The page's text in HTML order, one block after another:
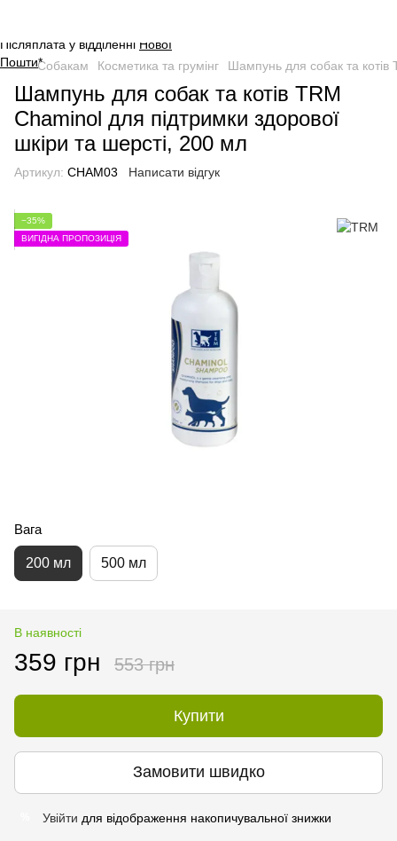
Собакам Косметика та грумінг Шампунь для собак та котів
Шампунь для собак та котів TRM
Chaminol для підтримки здорової
шкіри та шерсті, 200 мл
Артикул: CHAM03 Написати відгук
−35%
ВИГІДНА ПРОПОЗИЦІЯ
Вага
200 мл 500 мл
В наявності
359 грн 553 грн
Купити
Замовити швидко
Увійти для відображення накопичувальної знижки
Післяплата у відділенні Нової
Пошти*